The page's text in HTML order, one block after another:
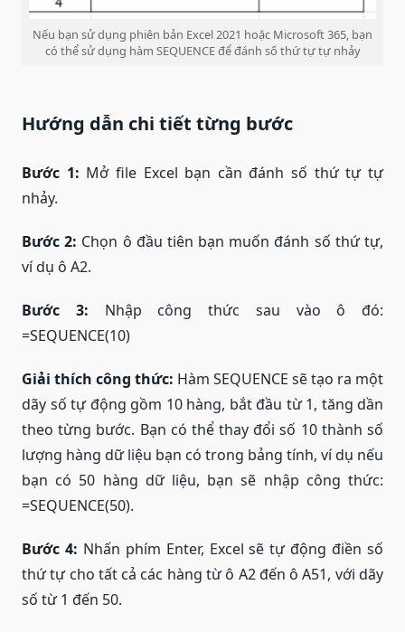
Nếu bạn sử dụng phiên bản Excel 2021 hoặc Microsoft 365, bạn
có thể sử dụng hàm SEQUENCE để đánh số thứ tự tự nhảy
Hướng dẫn chi tiết từng bước
Bước 1: Mở file Excel bạn cần đánh số thứ tự tự
nhảy.
Bước 2: Chọn ô đầu tiên bạn muốn đánh số thứ tự,
ví dụ ô A2.
Bước 3: Nhập công thức sau vào ô đó:
=SEQUENCE(10)
Giải thích công thức: Hàm SEQUENCE sẽ tạo ra một
dãy số tự động gồm 10 hàng, bắt đầu từ 1, tăng dần
theo từng bước. Bạn có thể thay đổi số 10 thành số
lượng hàng dữ liệu bạn có trong bảng tính, ví dụ nếu
bạn có 50 hàng dữ liệu, bạn sẽ nhập công thức:
=SEQUENCE(50).
Bước 4: Nhấn phím Enter, Excel sẽ tự động điền số
thứ tự cho tất cả các hàng từ ô A2 đến ô A51, với dãy
số từ 1 đến 50.